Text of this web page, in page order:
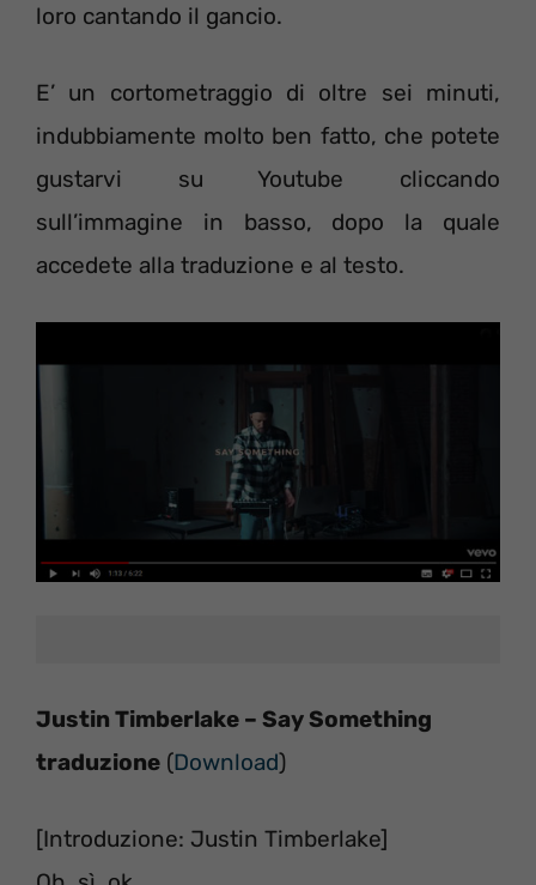
loro cantando il gancio.
E’ un cortometraggio di oltre sei minuti,
indubbiamente molto ben fatto, che potete
gustarvi su Youtube cliccando
sull’immagine in basso, dopo la quale
accedete alla traduzione e al testo.
Justin Timberlake – Say Something
traduzione (Download)
[Introduzione: Justin Timberlake]